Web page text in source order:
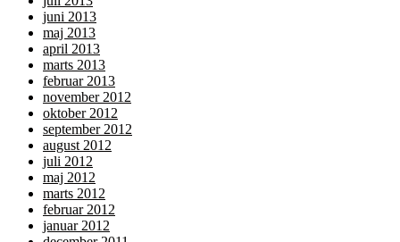
juni 2013
maj 2013
april 2013
marts 2013
februar 2013
november 2012
oktober 2012
september 2012
august 2012
juli 2012
maj 2012
marts 2012
februar 2012
januar 2012